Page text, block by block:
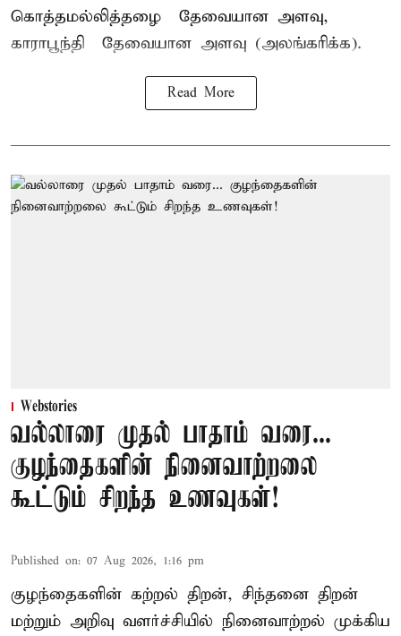
கொத்தமல்லித்தழை – தேவையான அளவு,
காராபூந்தி – தேவையான அளவு (அலங்கரிக்க).
Read More
Webstories
வல்லாரை முதல் பாதாம் வரை...
குழந்தைகளின் நினைவாற்றலை
கூட்டும் சிறந்த உணவுகள்!
Published on: 07 Aug 2026, 1:16 pm
குழந்தைகளின் கற்றல் திறன், சிந்தனை திறன்
மற்றும் அறிவு வளர்ச்சியில் நினைவாற்றல் முக்கிய